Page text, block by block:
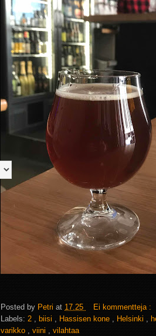
Posted by Petri at 17.25
Ei kommentteja :
Labels: 2 , biisi , Hassisen kone , Helsinki ,
varikko , viini , vilahtaa